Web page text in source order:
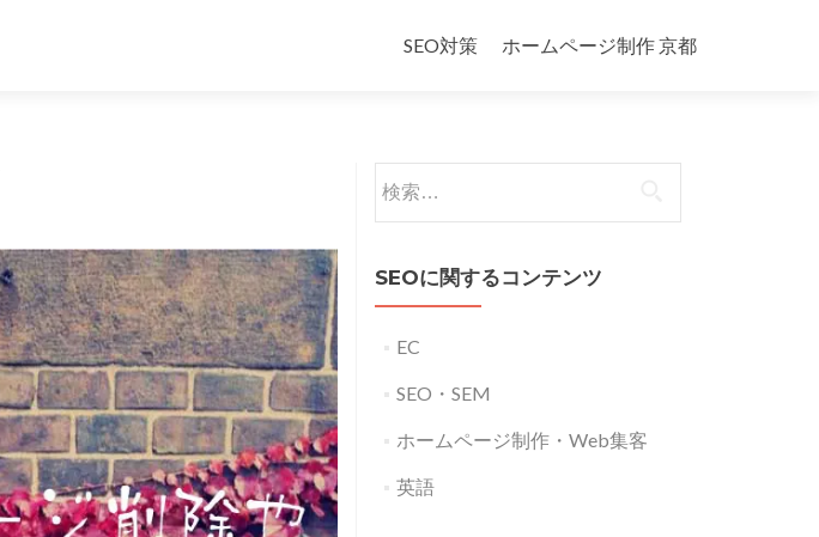
ン
ス
プ
SEO対策 ホームページ制作 京都
索:
SEOに関するコンテンツ
EC
SEO・SEM
ホームページ制作・Web集客
英語